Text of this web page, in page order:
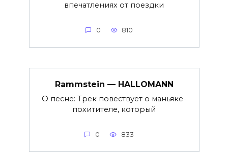
впечатлениях от поездки
0 810
Rammstein — HALLOMANN
О песне: Трек повествует о маньяке-
похитителе, который
0 833